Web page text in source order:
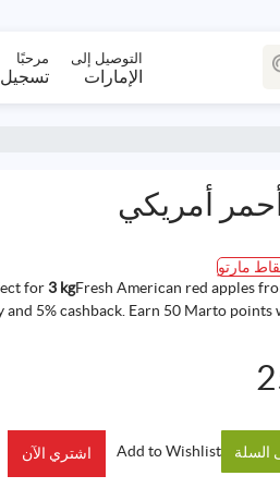
التوصيل إلى
الإمارات
مرحبًا
تسجيل
أمريكي
Fresh American red apples
3 kg
for
and 5%cashback. Earn 50 Marto points
السلة Add to Wishlist اشتري الآن